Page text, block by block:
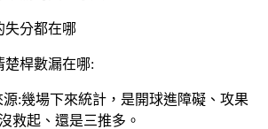
失分都在哪
楚桿數漏在哪:
源:幾場下來統計，是開球進障礙、攻果
救起、還是三推多。